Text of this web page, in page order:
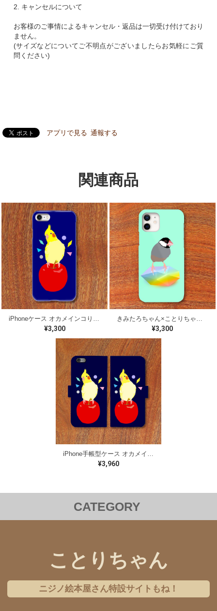
2. キャンセルについて
お客様のご事情によるキャンセル・返品は一切受け付けており
ません。
(サイズなどについてご不明点がございましたらお気軽にご質
問ください)
アプリで見る 通報する
関連商品
¥3,300 ¥3,300
iPhone手帳型ケース オカメインコ【各機種対応】
¥3,960
CATEGORY
洋服 バッグ ステーショナリー 雑貨
iPhoneケース Androidケース
ギフトセット アクセサリー
ことりちゃん
ニジノ絵本屋さん特設サイトもね！